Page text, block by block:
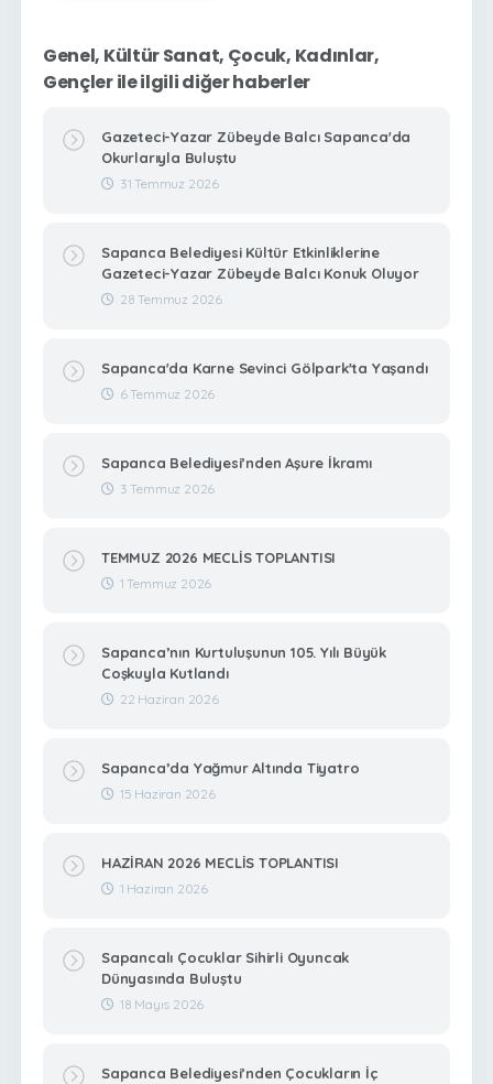
Genel, Kültür Sanat, Çocuk, Kadınlar,
Gençler ile ilgili diğer haberler
Gazeteci-Yazar Zübeyde Balcı Sapanca'da
Okurlarıyla Buluştu
31 Temmuz 2026
Sapanca Belediyesi Kültür Etkinliklerine
Gazeteci-Yazar Zübeyde Balcı Konuk Oluyor
28 Temmuz 2026
Sapanca'da Karne Sevinci Gölpark'ta Yaşandı
6 Temmuz 2026
Sapanca Belediyesi’nden Aşure İkramı
3 Temmuz 2026
TEMMUZ 2026 MECLİS TOPLANTISI
1 Temmuz 2026
Sapanca’nın Kurtuluşunun 105. Yılı Büyük
Coşkuyla Kutlandı
22 Haziran 2026
Sapanca’da Yağmur Altında Tiyatro
15 Haziran 2026
HAZİRAN 2026 MECLİS TOPLANTISI
1 Haziran 2026
Sapancalı Çocuklar Sihirli Oyuncak
Dünyasında Buluştu
18 Mayıs 2026
Sapanca Belediyesi’nden Çocukların İç